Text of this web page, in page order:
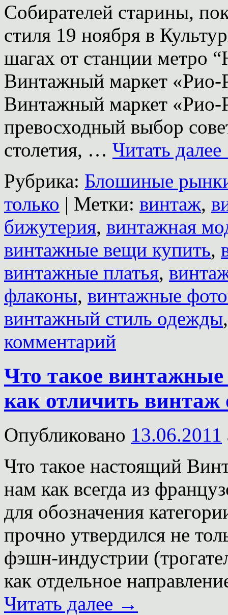
Собирателей старины,
стиля 19 ноября в
шагах от станции метро
Винтажный маркет
Винтажный маркет «Рио-
превосходный выбор
столетия, … Читать далее
Рубрика: Блошиные
только | Метки: винтаж,
бижутерия, винтажная
винтажные вещи купить,
винтажные платья,
флаконы, винтажные
винтажный стиль одежды
комментарий
Что такое
как отличить винтаж
Опубликовано 13.06.2011
Что такое настоящий
нам как всегда из
для обозначения
прочно утвердился не
фэшн-индустрии
как отдельное
Читать далее →